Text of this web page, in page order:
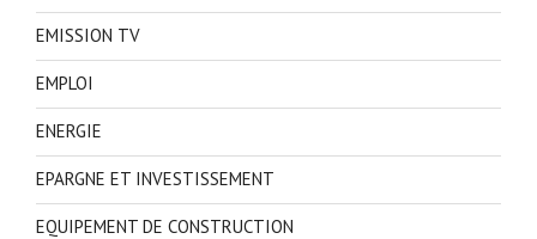
EMISSION TV
EMPLOI
ENERGIE
EPARGNE ET INVESTISSEMENT
EQUIPEMENT DE CONSTRUCTION